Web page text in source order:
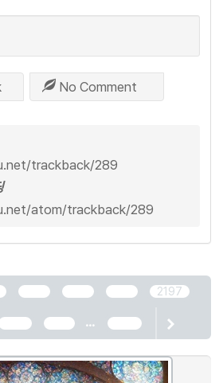
No Comment
trackback/289
atom/trackback/289
2197
...